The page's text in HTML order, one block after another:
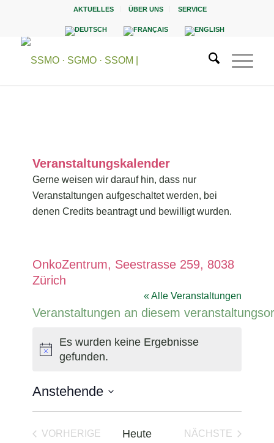
AKTUELLES ÜBER UNS SERVICE
Veranstaltungskalender
Gerne weisen wir darauf hin, dass nur
Veranstaltungen aufgeschaltet werden, bei
denen Credits beantragt und bewilligt wurden.
OnkoZentrum, Seestrasse 259, 8038
Zürich
« Alle Veranstaltungen
Veranstaltungen an diesem
Hinweis
Es wurden keine Ergebnisse
gefunden.
Anstehende
VORHERIGE
Heute
NÄCHSTE